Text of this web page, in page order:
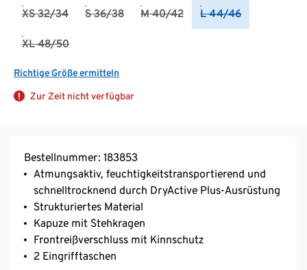
XS 32/34 S 36/38 M 40/42 L 44/46
XL 48/50
Richtige Größe ermitteln
Zur Zeit nicht verfügbar
Bestellnummer: 183853
Atmungsaktiv, feuchtigkeitstransportierend und
schnelltrocknend durch DryActive Plus-Ausrüstung
Strukturiertes Material
Kapuze mit Stehkragen
Frontreißverschluss mit Kinnschutz
2 Eingrifftaschen